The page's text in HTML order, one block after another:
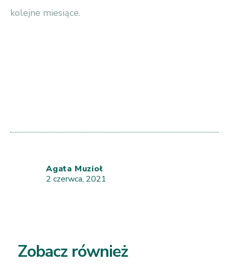
kolejne miesiące.
Agata Muzioł
2 czerwca, 2021
Zobacz również